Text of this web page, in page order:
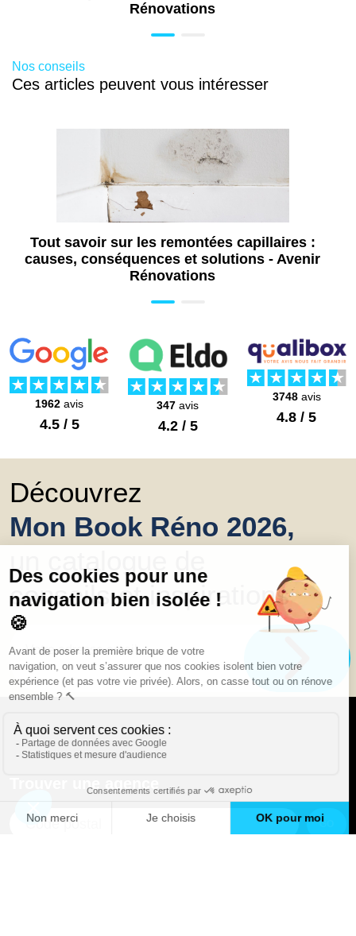
Rénovations
Nos conseils
Ces articles peuvent vous intéresser
Tout savoir sur les remontées capillaires :
causes, conséquences et solutions - Avenir
Rénovations
1962 avis
4.5 / 5
347 avis
4.2 / 5
3748avis
4.8 / 5
Découvrez
Mon Book Réno 2026,
un catalogue de
conseils et inspirations
Trouver une agence
GO